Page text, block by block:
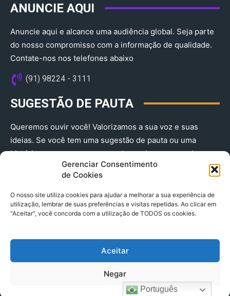
Gerenciar Consentimento
de Cookies
O nosso site utiliza cookies para ajudar a melhorar a sua experiência de
utilização, lembrar de suas preferências e visitas repetidas. Ao clicar em
“Aceitar”, você concorda com a utilização de TODOS os cookies.
Aceitar
Negar
ANUNCIE AQUI
Anuncie aqui e alcance uma audiência global. Seja parte
do nosso compromisso com a informação de qualidade.
Contate-nos nos telefones abaixo
(91) 98224 - 3111
SUGESTÃO DE PAUTA
Queremos ouvir você! Valorizamos a sua voz e suas
ideias. Se você tem uma sugestão de pauta ou uma
história que merece ser contada, envie-nos agora!
(91) 98224 - 3111
© 2025 A Província do Pará CNPJ: 04.901.141/0001-36 End .
Trav. Quintino Bocaiuva 2301, Ed. Rogério Fernandez – Sala
2701- Cremação – CEP 66045.315
Português